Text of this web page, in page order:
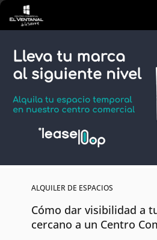
Ir al contenido principal
ALQUILER DE ESPACIOS
Cómo dar visibilidad a
cercano a un Centro